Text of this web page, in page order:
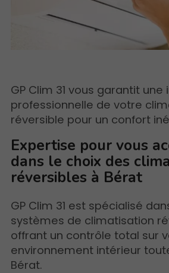
GP Clim 31 vous garantit une
professionnelle de votre
réversible pour un confort
Expertise pour vous
dans le choix des
réversibles à Bérat
GP Clim 31 est spécialisé
systèmes de climatisation
offrant un contrôle total sur
environnement intérieur
Bérat.